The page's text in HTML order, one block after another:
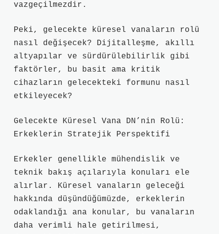
vazgeçilmezdir.
Peki, gelecekte küresel vanaların rolü
nasıl değişecek? Dijitalleşme, akıllı
altyapılar ve sürdürülebilirlik gibi
faktörler, bu basit ama kritik
cihazların gelecekteki formunu nasıl
etkileyecek?
Gelecekte Küresel Vana DN’nin Rolü:
Erkeklerin Stratejik Perspektifi
Erkekler genellikle mühendislik ve
teknik bakış açılarıyla konuları ele
alırlar. Küresel vanaların geleceği
hakkında düşündüğümüzde, erkeklerin
odaklandığı ana konular, bu vanaların
daha verimli hale getirilmesi,